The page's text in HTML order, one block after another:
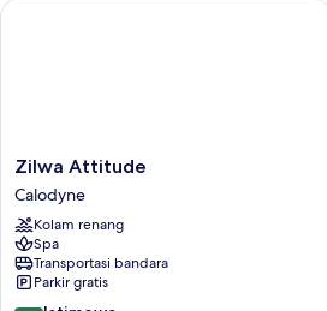
Zilwa
Attitude
Calodyne
Zilwa Attitude
Calodyne
Kolam renang
Spa
Transportasi bandara
Parkir gratis
Zilwa Attitude